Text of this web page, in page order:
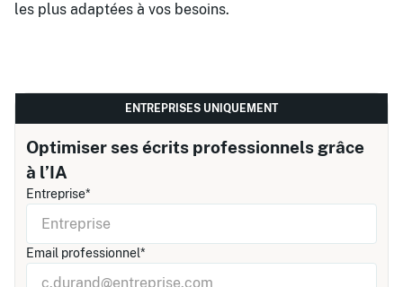
les plus adaptées à vos besoins.
ENTREPRISES UNIQUEMENT
Optimiser ses écrits professionnels grâce
à l’IA
Entreprise*
Email professionnel*